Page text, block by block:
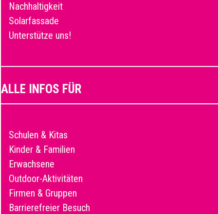
Nachhaltigkeit
Solarfassade
Unterstütze uns!
ALLE INFOS FÜR
Schulen & Kitas
Kinder & Familien
Erwachsene
Outdoor-Aktivitäten
Firmen & Gruppen
Barrierefreier Besuch